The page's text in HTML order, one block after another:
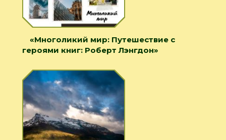
«Многоликий мир: Путешествие с
героями книг: Роберт Лэнгдон»